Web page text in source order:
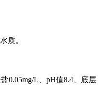
质。
0.05mg/L、pH值8.4、底层